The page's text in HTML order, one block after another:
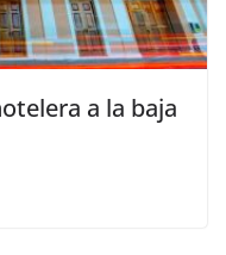
a la baja